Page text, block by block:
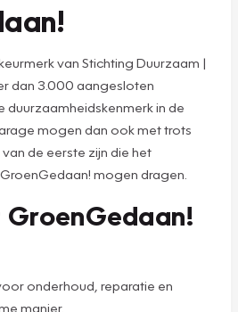
van Stichting Duurzaam |
dan 3.000 aangesloten
in de
mogen dan ook met trots
de eerste zijn die het
mogen dragen.
onderhoud, reparatie en
manier.